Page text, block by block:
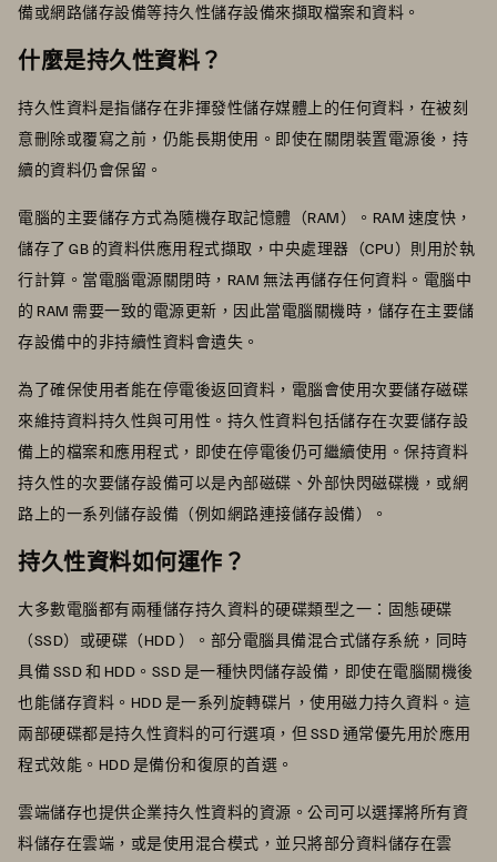
備或網路儲存設備等持久性儲存設備來擷取檔案和資料。
什麼是持久性資料？
持久性資料是指儲存在非揮發性儲存媒體上的任何資料，在被刻
意刪除或覆寫之前，仍能長期使用。即使在關閉裝置電源後，持
續的資料仍會保留。
電腦的主要儲存方式為隨機存取記憶體（RAM）。RAM 速度快，
儲存了 GB 的資料供應用程式擷取，中央處理器（CPU）則用於執
行計算。當電腦電源關閉時，RAM 無法再儲存任何資料。電腦中
的 RAM 需要一致的電源更新，因此當電腦關機時，儲存在主要儲
存設備中的非持續性資料會遺失。
為了確保使用者能在停電後返回資料，電腦會使用次要儲存磁碟
來維持資料持久性與可用性。持久性資料包括儲存在次要儲存設
備上的檔案和應用程式，即使在停電後仍可繼續使用。保持資料
持久性的次要儲存設備可以是內部磁碟、外部快閃磁碟機，或網
路上的一系列儲存設備（例如網路連接儲存設備）。
持久性資料如何運作？
大多數電腦都有兩種儲存持久資料的硬碟類型之一：固態硬碟
（SSD）或硬碟（HDD ）。部分電腦具備混合式儲存系統，同時
具備 SSD 和 HDD。SSD 是一種快閃儲存設備，即使在電腦關機後
也能儲存資料。HDD 是一系列旋轉碟片，使用磁力持久資料。這
兩部硬碟都是持久性資料的可行選項，但 SSD 通常優先用於應用
程式效能。HDD 是備份和復原的首選。
雲端儲存也提供企業持久性資料的資源。公司可以選擇將所有資
料儲存在雲端，或是使用混合模式，並只將部分資料儲存在雲